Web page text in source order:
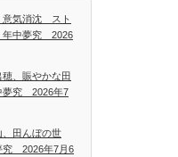
気消沈 スト
中夢究 2026
、賑やかな田
究 2026年7
、田んぼの世
2026年7月6